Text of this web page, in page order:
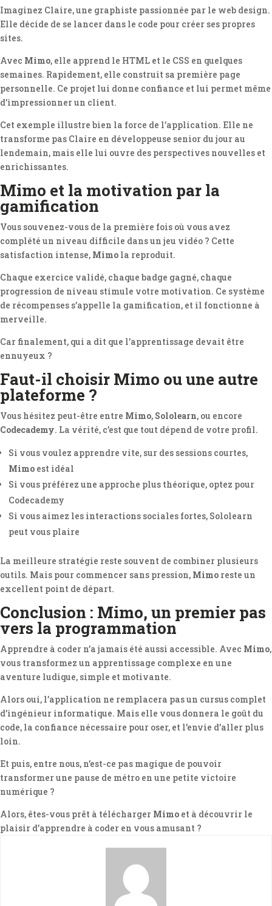
Imaginez Claire, une graphiste passionnée par le web design.
Elle décide de se lancer dans le code pour créer ses propres
sites.
Avec Mimo, elle apprend le HTML et le CSS en quelques
semaines. Rapidement, elle construit sa première page
personnelle. Ce projet lui donne confiance et lui permet même
d’impressionner un client.
Cet exemple illustre bien la force de l’application. Elle ne
transforme pas Claire en développeuse senior du jour au
lendemain, mais elle lui ouvre des perspectives nouvelles et
enrichissantes.
Mimo et la motivation par la
gamification
Vous souvenez-vous de la première fois où vous avez
complété un niveau difficile dans un jeu vidéo ? Cette
satisfaction intense, Mimo la reproduit.
Chaque exercice validé, chaque badge gagné, chaque
progression de niveau stimule votre motivation. Ce système
de récompenses s’appelle la gamification, et il fonctionne à
merveille.
Car finalement, qui a dit que l’apprentissage devait être
ennuyeux ?
Faut-il choisir Mimo ou une autre
plateforme ?
Vous hésitez peut-être entre Mimo, Sololearn, ou encore
Codecademy. La vérité, c’est que tout dépend de votre profil.
Si vous voulez apprendre vite, sur des sessions courtes,
Mimo est idéal
Si vous préférez une approche plus théorique, optez pour
Codecademy
Si vous aimez les interactions sociales fortes, Sololearn
peut vous plaire
La meilleure stratégie reste souvent de combiner plusieurs
outils. Mais pour commencer sans pression, Mimo reste un
excellent point de départ.
Conclusion : Mimo, un premier pas
vers la programmation
Apprendre à coder n’a jamais été aussi accessible. Avec Mimo,
vous transformez un apprentissage complexe en une
aventure ludique, simple et motivante.
Alors oui, l’application ne remplacera pas un cursus complet
d’ingénieur informatique. Mais elle vous donnera le goût du
code, la confiance nécessaire pour oser, et l’envie d’aller plus
loin.
Et puis, entre nous, n’est-ce pas magique de pouvoir
transformer une pause de métro en une petite victoire
numérique ?
Alors, êtes-vous prêt à télécharger Mimo et à découvrir le
plaisir d’apprendre à coder en vous amusant ?